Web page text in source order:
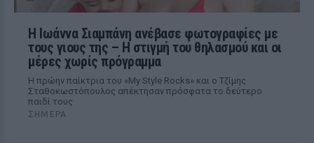
H Ιωάννα Σιαμπάνη ανέβασε φωτογραφίες με
τους γιους της – Η στιγμή του θηλασμού και οι
μέρες χωρίς πρόγραμμα
Η πρώην παίκτρια του «My Style Rocks» και ο Τζίμης
Σταθοκωστόπουλος απέκτησαν πρόσφατα το δεύτερο
παιδί τους
ΣΉΜΕΡΑ